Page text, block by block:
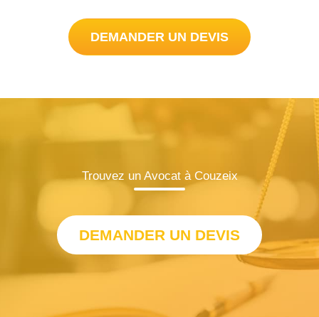
DEMANDER UN DEVIS
Trouvez un Avocat à Couzeix
DEMANDER UN DEVIS